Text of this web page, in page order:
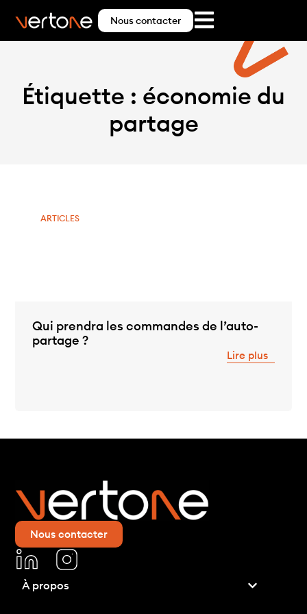
Nous contacter
Étiquette : économie du
partage
ARTICLES
Qui prendra les commandes de l’auto-
partage ?
Lire plus
Nous contacter
À propos